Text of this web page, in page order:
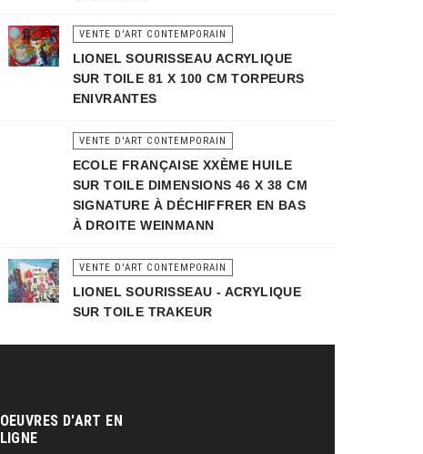
VENTE D'ART CONTEMPORAIN
LIONEL SOURISSEAU ACRYLIQUE
SUR TOILE 81 X 100 CM TORPEURS
ENIVRANTES
VENTE D'ART CONTEMPORAIN
ECOLE FRANÇAISE XXÈME HUILE
SUR TOILE DIMENSIONS 46 X 38 CM
SIGNATURE À DÉCHIFFRER EN BAS
À DROITE WEINMANN
VENTE D'ART CONTEMPORAIN
LIONEL SOURISSEAU - ACRYLIQUE
SUR TOILE TRAKEUR
OEUVRES D'ART EN
LIGNE‎